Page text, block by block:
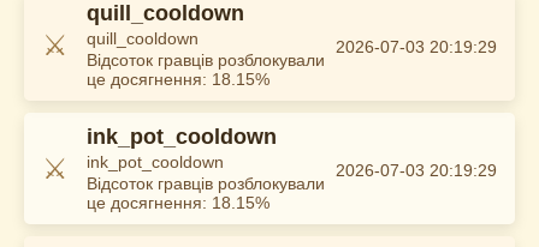
⚔️
quill_cooldown
quill_cooldown
Відсоток гравців розблокували
це досягнення: 18.15%
2026-07-03 20:19:29
⚔️
ink_pot_cooldown
ink_pot_cooldown
Відсоток гравців розблокували
це досягнення: 18.15%
2026-07-03 20:19:29